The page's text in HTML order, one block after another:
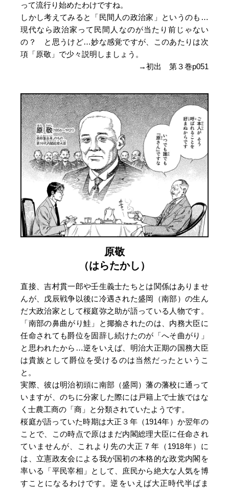
って流行り始めたわけですね。
しかし考えてみると「民間人の政治家」というのも…
現代なら政治家って民間人なのが当たり前じゃない
の？ と思うけど…妙な感覚ですが、このあたりは次
項「原敬」で少々説明しましょう。
→初出 第３巻p051
原敬
（はらたかし）
直接、吉村貫一郎や壬生義士たちとは関係はありませ
んが、戊辰戦争以後に冷遇された盛岡（南部）の生ん
だ大政治家として桜庭弥之助が語っている人物です。
「南部の鼻曲がり鮭」と揶揄されたのは、内務大臣に
任命されても爵位を固辞し続けたのが「へそ曲がり」
と思われたから…逆をいえば、明治大正期の国務大臣
は貴族として爵位を受けるのは当然だったというこ
と。
実際、彼は明治初頭に南部（盛岡）藩の藩校に通って
いますが、のちに分家した際には戸籍上で士族ではな
く士農工商の「商」と分類されていたようです。
桜庭が語っていた時期は大正３年（1914年）か翌年の
ことで、この時点で原はまだ内閣総理大臣に任命され
ていませんが、これより先の大正７年（1918年）に
は、立憲政友会による我が国初の本格的な政党内閣を
率いる「平民宰相」として、庶民から絶大な人気を博
すことになるわけです。逆をいえば大正時代半ばま